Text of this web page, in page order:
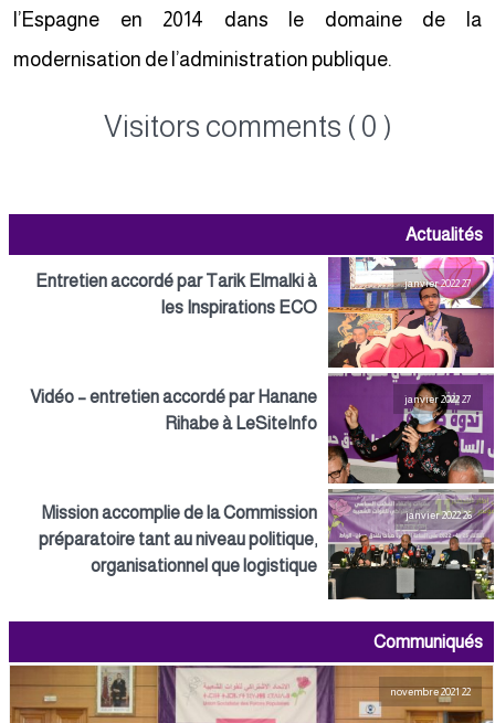
l’Espagne en 2014 dans le domaine de la
modernisation de l’administration publique.
Visitors comments ( 0 )
Actualités
27 janvier 2022
Entretien accordé par Tarik Elmalki à
les Inspirations ECO
27 janvier 2022
Vidéo – entretien accordé par Hanane
Rihabe à LeSiteInfo
26 janvier 2022
Mission accomplie de la Commission
préparatoire tant au niveau politique,
organisationnel que logistique
Communiqués
22 novembre 2021